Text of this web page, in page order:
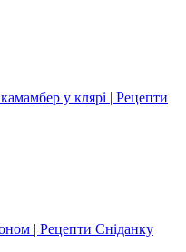
у клярі | Рецепти
| Рецепти Сніданку